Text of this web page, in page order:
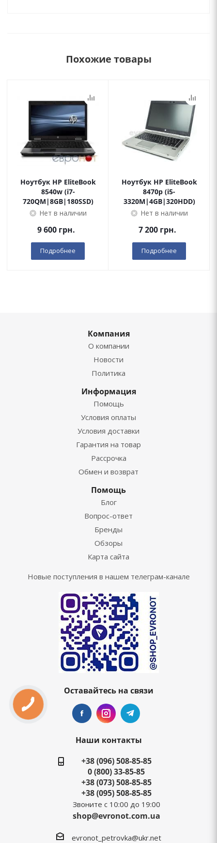
Похожие товары
Ноутбук HP EliteBook
8540w (i7-
720QM|8GB|180SSD)
Нет в наличии
9 600 грн.
Подробнее
Ноутбук HP EliteBook
8470p (i5-
3320M|4GB|320HDD)
Нет в наличии
7 200 грн.
Подробнее
Компания
О компании
Новости
Политика
Информация
Помощь
Условия оплаты
Условия доставки
Гарантия на товар
Рассрочка
Обмен и возврат
Помощь
Блог
Вопрос-ответ
Бренды
Обзоры
Карта сайта
Новые поступления в нашем телеграм-канале
Оставайтесь на связи
Наши контакты
+38 (096) 508-85-85
0 (800) 33-85-85
+38 (073) 508-85-85
+38 (095) 508-85-85
Звоните с 10:00 до 19:00
shop@evronot.com.ua
evronot_petrovka@ukr.net